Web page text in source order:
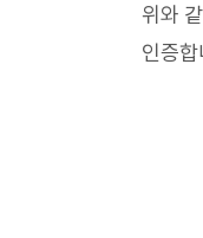
위와
인증합